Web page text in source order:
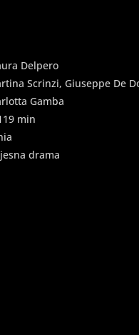
Delpero
Scrinzi, Giuseppe De
Gamba
min
drama